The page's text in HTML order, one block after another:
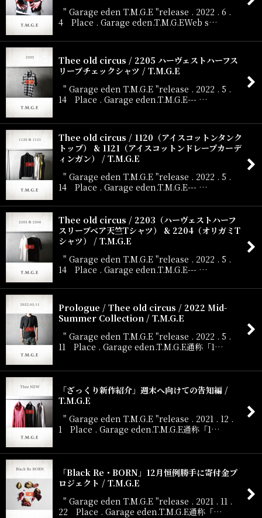
" Garage eden T.M.G.E "release . 2022 . 6 .
4 Place . Garage eden.T.M.G.EWeb s…
Thee old circus / 2205 ハーヴェストハーフス
リーブチェックシャツ / T.M.G.E
" Garage eden T.M.G.E "release . 2022 . 5 .
14 Place . Garage eden.T.M.G.E--- …
Thee old circus / 1120（アイスコットンタンク
トップ） & 1121（アイスコットンドレープカーデ
ィンガン） / T.M.G.E
" Garage eden T.M.G.E "release . 2022 . 5 .
14 Place . Garage eden.T.M.G.E--- …
Thee old circus / 2203（ハーヴェストハーフ
スリーブベア天竺Tシャツ） & 2204（オリガミT
シャツ） / T.M.G.E
" Garage eden T.M.G.E "release . 2022 . 5 .
14 Place . Garage eden.T.M.G.E--- …
Prologue / Thee old circus / 2022 Mid-
Summer Collection / T.M.G.E
" Garage eden T.M.G.E "release . 2022 . 5 .
11 Place . Garage eden.T.M.G.E通称「1…
「ざっくり新作紹介」週末へ向けての告知編 /
T.M.G.E
" Garage eden T.M.G.E "release . 2021 . 12 .
1 Place . Garage eden.T.M.G.E通称「1…
「Black Re・BORN」12月恒例勝手に寄付金プ
ロジェクト / T.M.G.E
" Garage eden T.M.G.E "release . 2021 . 11 .
22 Place . Garage eden.T.M.G.E通称「…